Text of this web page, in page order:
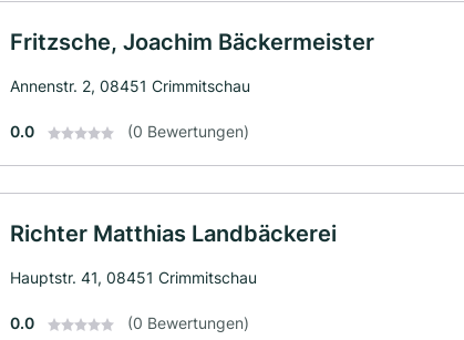
Fritzsche, Joachim Bäckermeister
Annenstr. 2, 08451 Crimmitschau
0.0 (0 Bewertungen)
Richter Matthias Landbäckerei
Hauptstr. 41, 08451 Crimmitschau
0.0 (0 Bewertungen)